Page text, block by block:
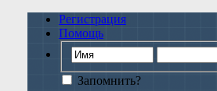
Регистрация
Помощь
Запомнить?